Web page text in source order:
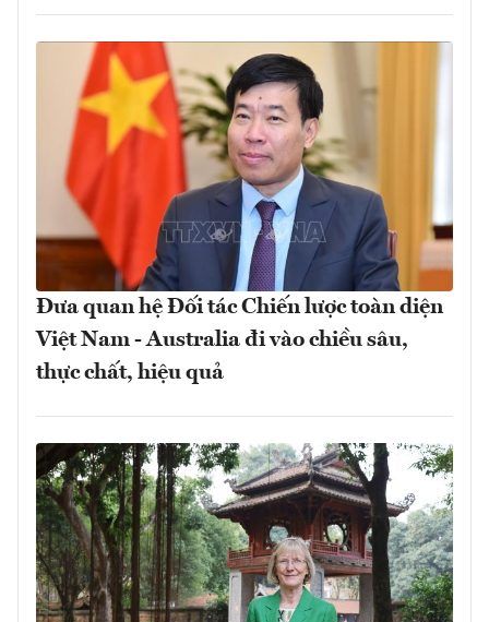
Đưa quan hệ Đối tác Chiến lược toàn diện
Việt Nam - Australia đi vào chiều sâu,
thực chất, hiệu quả